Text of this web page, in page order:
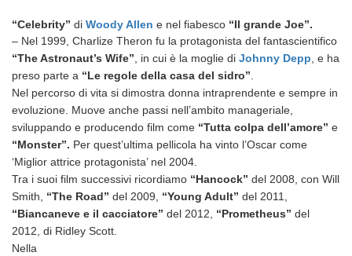
“Celebrity” di Woody Allen e nel fiabesco “Il grande Joe”.
– Nel 1999, Charlize Theron fu la protagonista del fantascientifico
“The Astronaut’s Wife”, in cui è la moglie di Johnny Depp, e ha
preso parte a “Le regole della casa del sidro”.
Nel percorso di vita si dimostra donna intraprendente e sempre in
evoluzione. Muove anche passi nell’ambito manageriale,
sviluppando e producendo film come “Tutta colpa dell’amore” e
“Monster”. Per quest’ultima pellicola ha vinto l’Oscar come
‘Miglior attrice protagonista’ nel 2004.
Tra i suoi film successivi ricordiamo “Hancock” del 2008, con Will
Smith, “The Road” del 2009, “Young Adult” del 2011,
“Biancaneve e il cacciatore” del 2012, “Prometheus” del
2012, di Ridley Scott.
Nella